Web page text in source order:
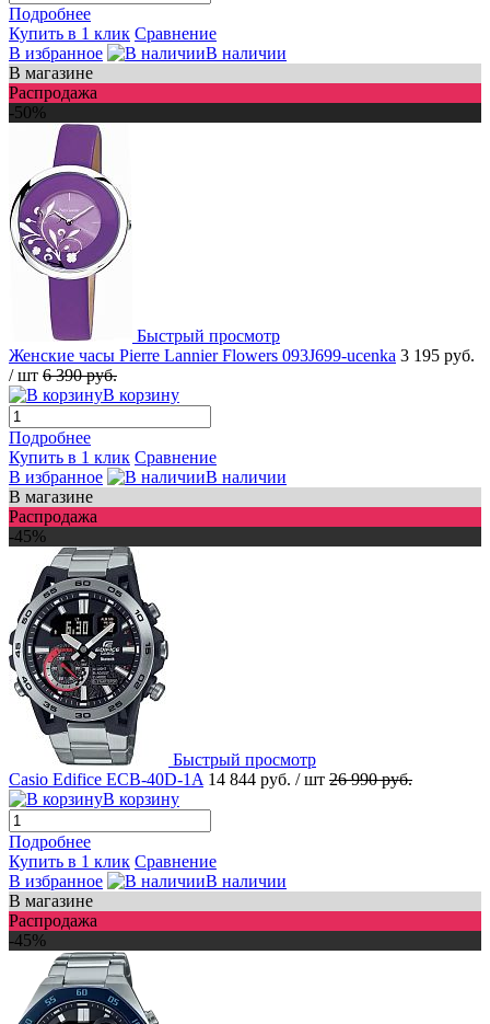
Подробнее
Купить в 1 клик Сравнение
В избранное
В наличии
В магазине
Распродажа
-50%
Быстрый просмотр
Женские часы Pierre Lannier Flowers 093J699-ucenka 3 195 руб.
/ шт 6 390 руб.
В корзину
Подробнее
Купить в 1 клик Сравнение
В избранное
В наличии
В магазине
Распродажа
-45%
Быстрый просмотр
Casio Edifice ECB-40D-1A 14 844 руб. / шт 26 990 руб.
В корзину
Подробнее
Купить в 1 клик Сравнение
В избранное
В наличии
В магазине
Распродажа
-45%